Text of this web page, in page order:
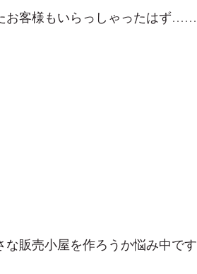
お客様もいらっしゃったはず……
販売小屋を作ろうか悩み中です